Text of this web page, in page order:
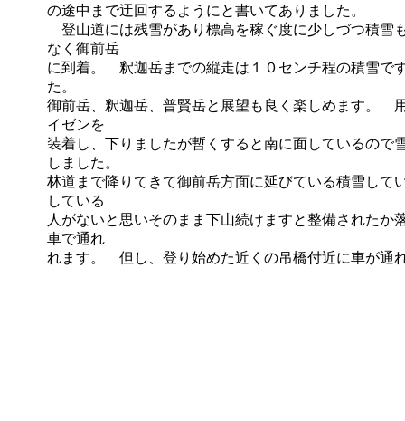
の途中まで迂回するようにと書いてありました。
登山道には残雪があり標高を稼ぐ度に少しづつ積雪
なく御前岳
に到着。 釈迦岳までの縦走は１０センチ程の積雪で
た。
御前岳、釈迦岳、普賢岳と展望も良く楽しめます。
イゼンを
装着し、下りましたが暫くすると南に面しているので
しました。
林道まで降りてきて御前岳方面に延びている積雪して
している
人がないと思いそのまま下山続けますと整備されたか
車で通れ
れます。 但し、登り始めた近くの吊橋付近に車が通